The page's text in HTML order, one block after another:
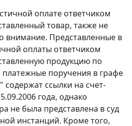
оплате ответчиком
товар, также не
внимание. Представленные в
оплаты ответчиком
продукцию по
поручения в графе
содержат ссылки на счет-
года, однако
не была представлена в суд
инстанций. Кроме того,